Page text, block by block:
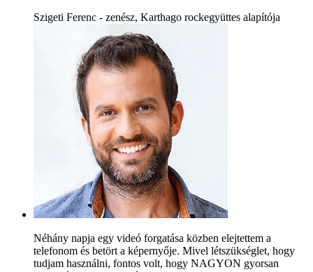
Szigeti Ferenc - zenész, Karthago rockegyüttes alapítója
Néhány napja egy videó forgatása közben elejtettem a
telefonom és betört a képernyője. Mivel létszükséglet, hogy
tudjam használni, fontos volt, hogy NAGYON gyorsan